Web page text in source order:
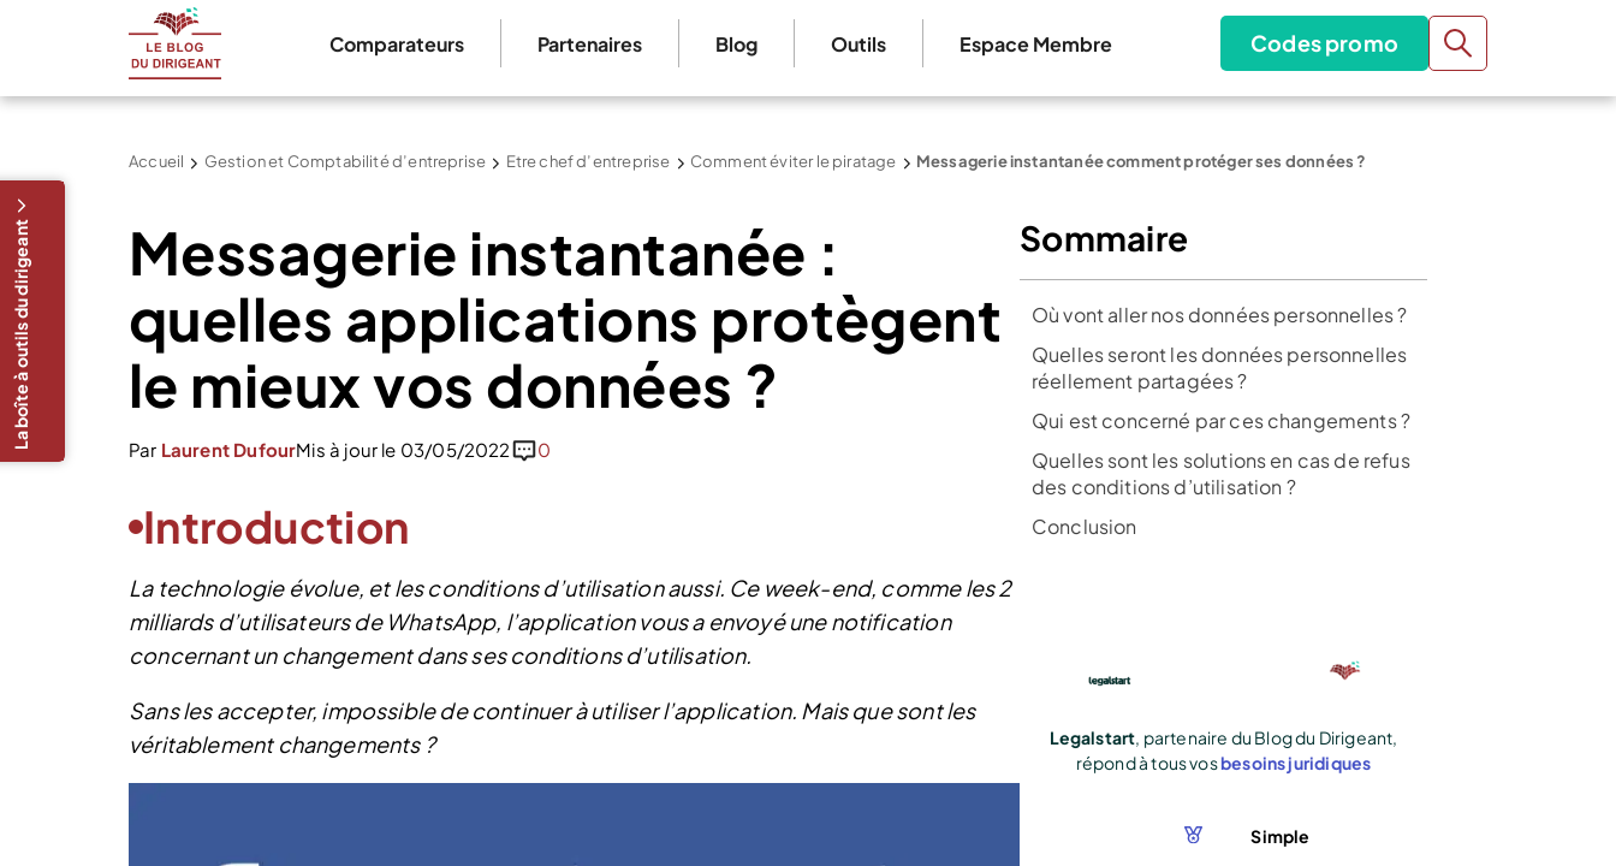
Comparateurs Partenaires Blog Outils Espace Membre Codes promo
Accueil Gestion et Comptabilité d’entreprise Etre chef d’entreprise Comment éviter le piratage Messagerie instantanée comment protéger ses données ?
Messagerie instantanée :
quelles applications protègent
le mieux vos données ?
Par Laurent DufourMis à jour le 03/05/2022 0
Introduction
La technologie évolue, et les conditions d’utilisation aussi. Ce week-end, comme les 2
milliards d’utilisateurs de WhatsApp, l’application vous a envoyé une notification
concernant un changement dans ses conditions d’utilisation.
Sans les accepter, impossible de continuer à utiliser l’application. Mais que sont les
véritablement changements ?
La boîte à outils du dirigeant Sommaire
Où vont aller nos données personnelles ?
Quelles seront les données personnelles
réellement partagées ?
Qui est concerné par ces changements ?
Quelles sont les solutions en cas de refus
des conditions d’utilisation ?
Conclusion
Legalstart, partenaire du Blog du Dirigeant,
répond à tous vosbesoins juridiques
Simple